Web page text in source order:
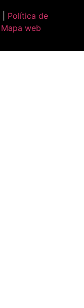
Política de
Mapa web